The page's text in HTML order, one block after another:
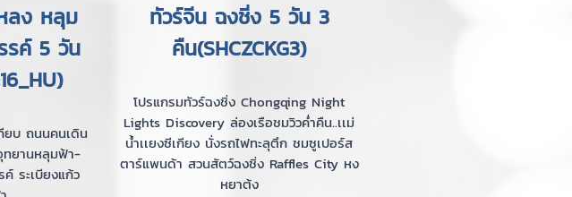
ลง หลุม
รค์ 5 วัน
ยบ ถนนคนเดิน
ทยานหลุมฟ้า-
ระเบียงแก้ว
ทัวร์จีน ฉงชิ่ง 5 วัน 3
คืน(SHCZCKG3)
โปรแกรมทัวร์ฉงชิ่ง Chongqing Night
Lights Discovery ล่องเรือชมวิวค่ำคืน..เเม่
น้ำเเยงซีเกียง นั่งรถไฟทะลุตึก ชมซูเปอร์ส
ตาร์แพนด้า สวนสัตว์ฉงชิ่ง Raffles City หง
หยาต้ง